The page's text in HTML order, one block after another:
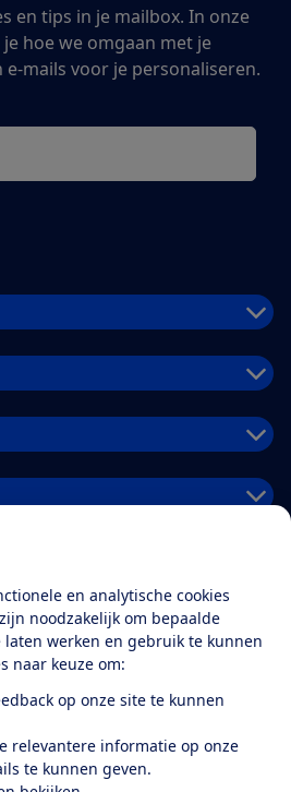
en analytische cookies
noodzakelijk om bepaalde
werken en gebruik te kunnen
naar keuze om:
op onze site te kunnen
relevantere informatie op onze
te kunnen geven.
en tips in je mailbox. In onze
je hoe we omgaan met je
mails voor je personaliseren.
de
Privacyverklaring